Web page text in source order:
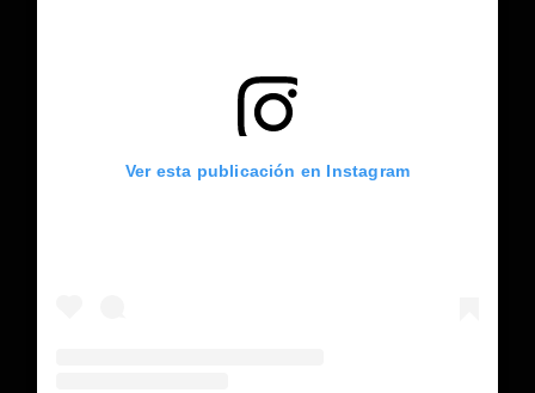
Ver esta publicación en Instagram